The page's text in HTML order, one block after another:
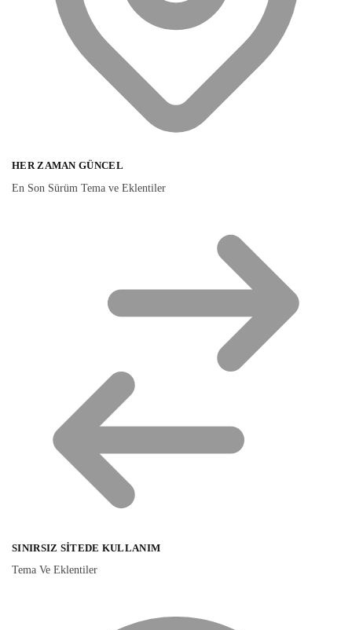
HER ZAMAN GÜNCEL
En Son Sürüm Tema ve Eklentiler
SINIRSIZ SITEDE KULLANIM
Tema Ve Eklentiler